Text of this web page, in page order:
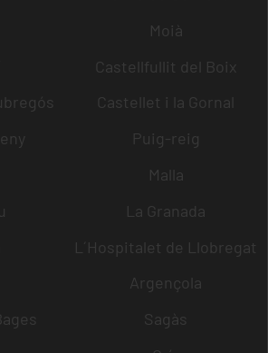
Moià
Castellfullit del Boix
Castellet i la Gornal
Puig-reig
Malla
La Granada
L´Hospitalet de Llobregat
Argençola
Sagàs